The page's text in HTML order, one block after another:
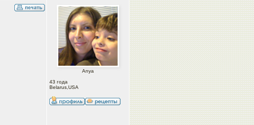
Anya
43 года
Belarus,USA